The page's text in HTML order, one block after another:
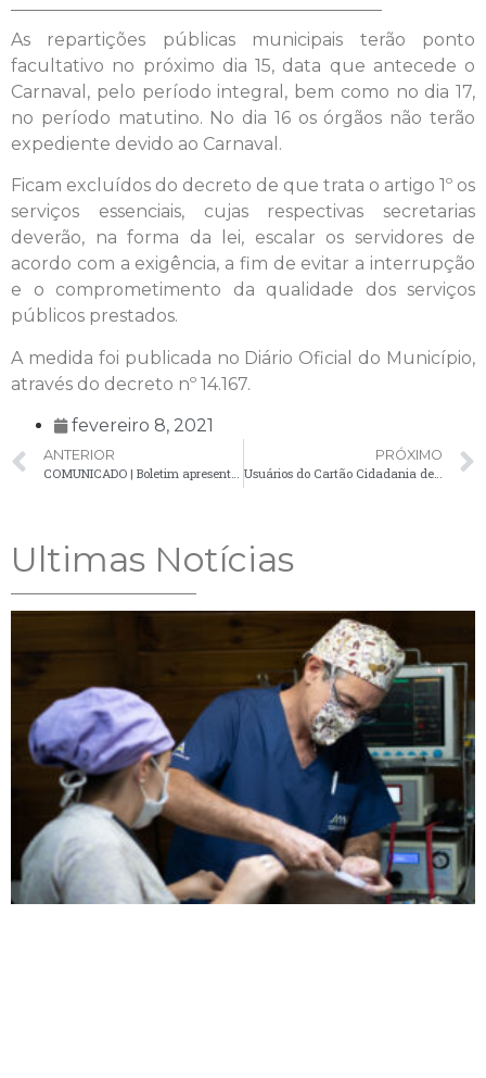
As repartições públicas municipais terão ponto
facultativo no próximo dia 15, data que antecede o
Carnaval, pelo período integral, bem como no dia 17,
no período matutino. No dia 16 os órgãos não terão
expediente devido ao Carnaval.
Ficam excluídos do decreto de que trata o artigo 1º os
serviços essenciais, cujas respectivas secretarias
deverão, na forma da lei, escalar os servidores de
acordo com a exigência, a fim de evitar a interrupção
e o comprometimento da qualidade dos serviços
públicos prestados.
A medida foi publicada no Diário Oficial do Município,
através do decreto nº 14.167.
fevereiro 8, 2021
ANTERIOR
COMUNICADO | Boletim apresenta 15 novos casos confirmados de Covid-19
PRÓXIMO
Usuários do Cartão Cidadania devem agendar horário para atendimento no CRAS
Ultimas Notícias